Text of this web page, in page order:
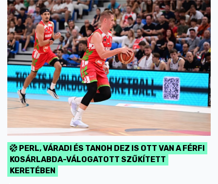
PERL, VÁRADI ÉS TANOH DEZ IS OTT VAN A FÉRFI
KOSÁRLABDA-VÁLOGATOTT SZŰKÍTETT
KERETÉBEN